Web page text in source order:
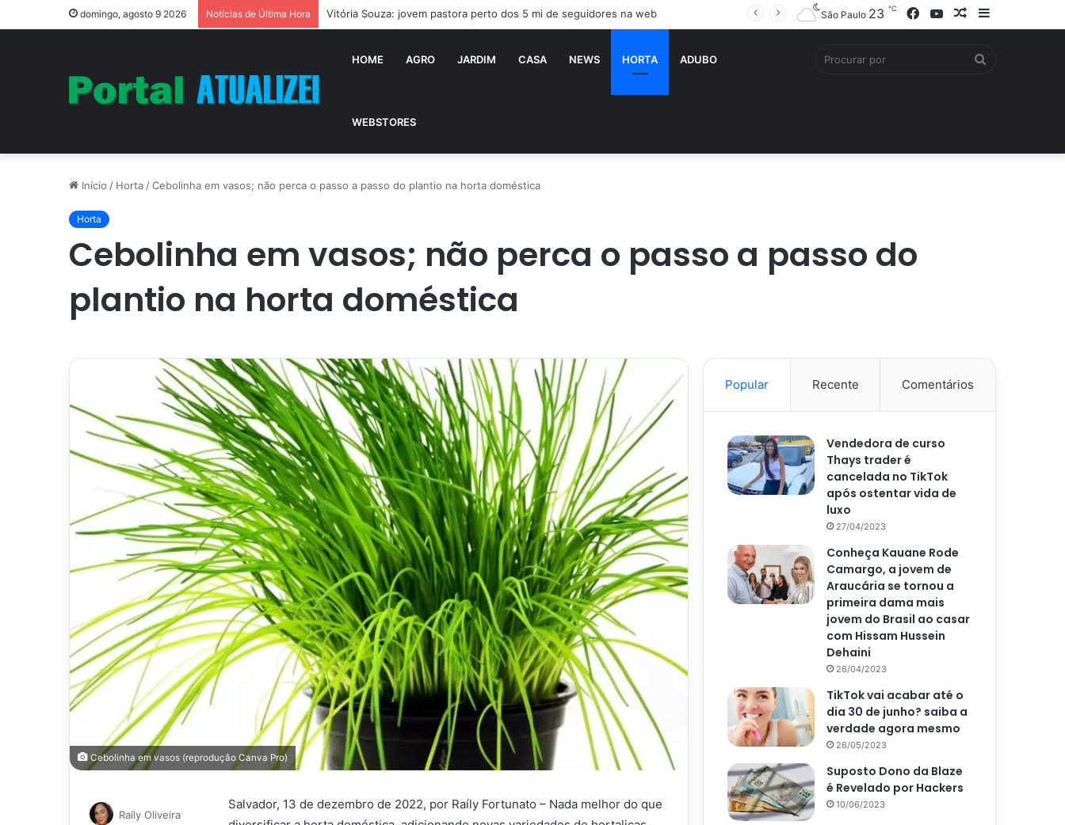
domingo, agosto 9 2026 Notícias de Última Hora Vitória Souza: jovem pastora perto dos 5 mi de seguidores na web
Barra
Artigo
YouTube
Facebook
São Paulo 23 ℃
HOME AGRO JARDIM CASA NEWS HORTA ADUBO
WEBSTORES
Início / Horta /Cebolinha em vasos; não perca o passo a passo do plantio na horta doméstica
Horta
Cebolinha em vasos; não perca o passo a passo do
plantio na horta doméstica
Cebolinha em vasos (reprodução Canva Pro)
Salvador, 13 de dezembro de 2022, por Raíly Fortunato – Nada melhor do que
Raíly Oliveira
Popular Recente Comentários
Vendedora de curso
Thays trader é
cancelada no TikTok
após ostentar vida de
luxo
27/04/2023
Conheça Kauane Rode
Camargo, a jovem de
Araucária se tornou a
primeira dama mais
jovem do Brasil ao casar
com Hissam Hussein
Dehaini
26/04/2023
TikTok vai acabar até o
dia 30 de junho? saiba a
verdade agora mesmo
26/05/2023
Suposto Dono da Blaze
é Revelado por Hackers
10/06/2023